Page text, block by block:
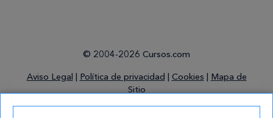
© 2004-2026 Cursos.com
Aviso Legal | Política de privacidad | Cookies | Mapa de
Sitio